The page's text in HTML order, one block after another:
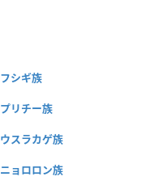
フシギ族
プリチー族
ウスラカゲ族
ニョロロン族